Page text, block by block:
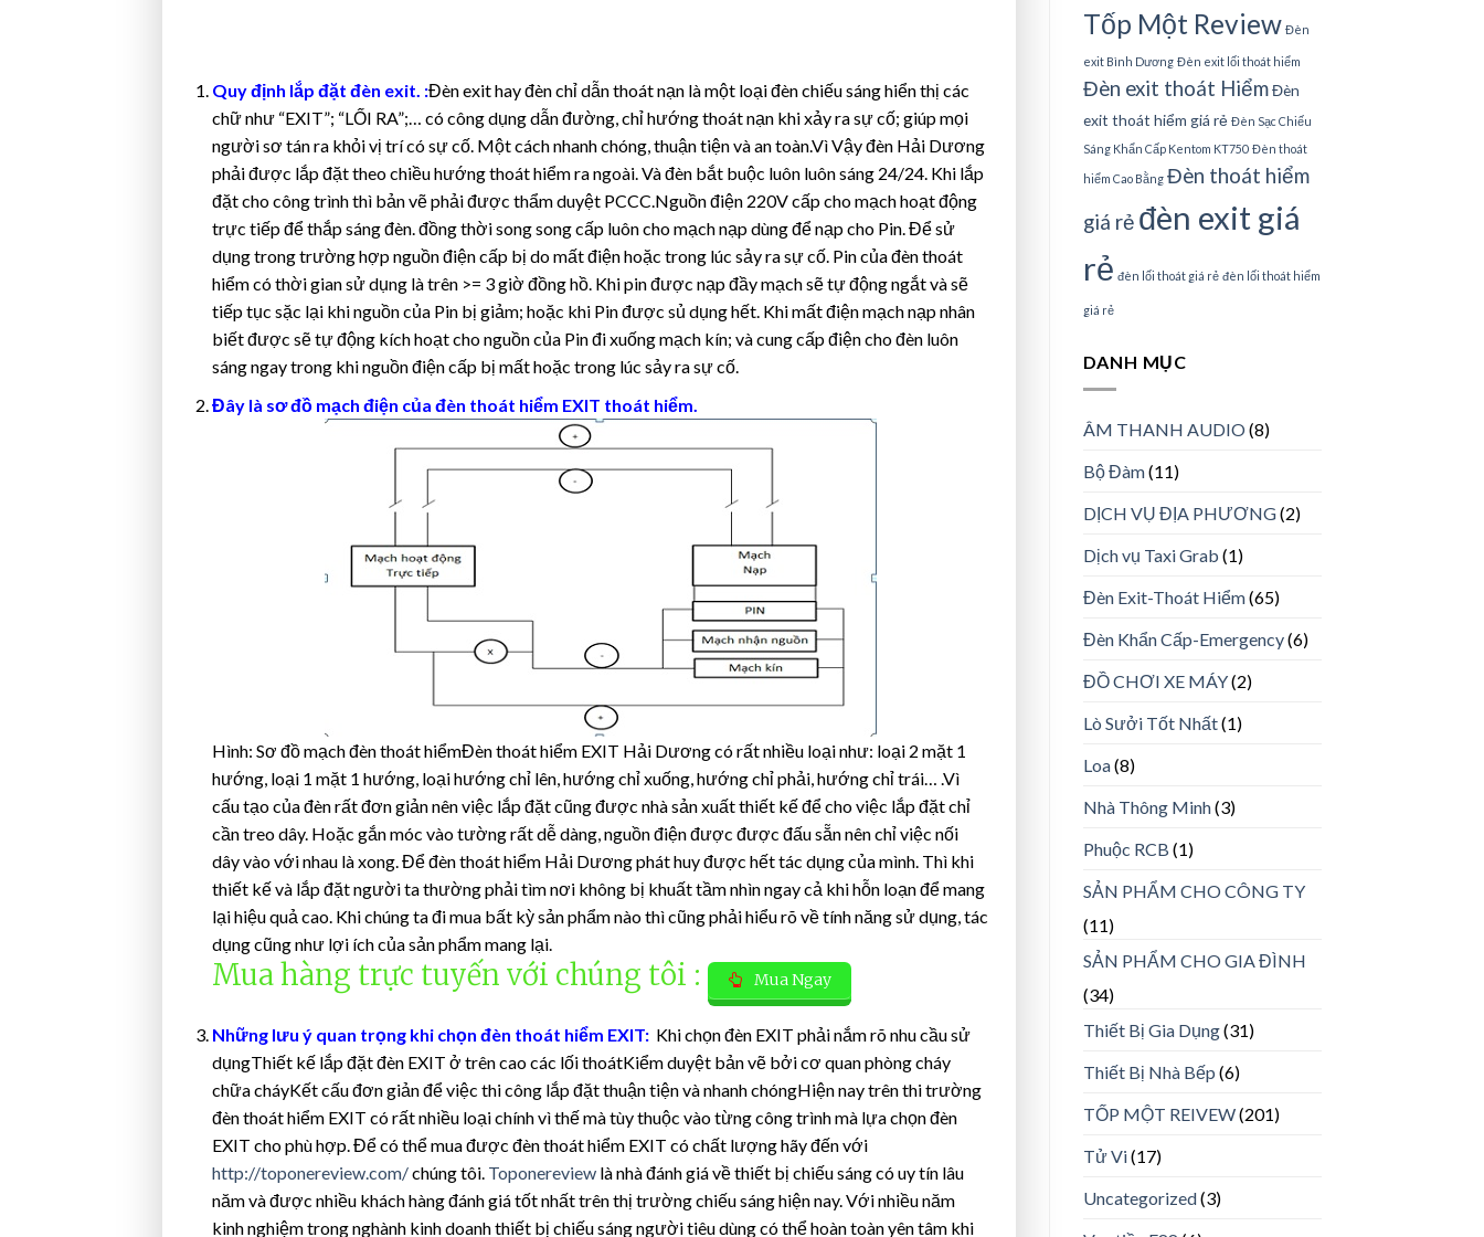
Quy định lắp đặt đèn exit. :Đèn exit hay đèn chỉ dẫn thoát nạn là một loại đèn chiếu sáng hiển thị các
chữ như “EXIT”; “LỐI RA”;… có công dụng dẫn đường, chỉ hướng thoát nạn khi xảy ra sự cố; giúp mọi
người sơ tán ra khỏi vị trí có sự cố. Một cách nhanh chóng, thuận tiện và an toàn.Vì Vậy đèn Hải Dương
phải được lắp đặt theo chiều hướng thoát hiểm ra ngoài. Và đèn bắt buộc luôn luôn sáng 24/24. Khi lắp
đặt cho công trình thì bản vẽ phải được thẩm duyệt PCCC.Nguồn điện 220V cấp cho mạch hoạt động
trực tiếp để thắp sáng đèn. đồng thời song song cấp luôn cho mạch nạp dùng để nạp cho Pin. Để sử
dụng trong trường hợp nguồn điện cấp bị do mất điện hoặc trong lúc sảy ra sự cố. Pin của đèn thoát
hiểm có thời gian sử dụng là trên >= 3 giờ đồng hồ. Khi pin được nạp đầy mạch sẽ tự động ngắt và sẽ
tiếp tục sặc lại khi nguồn của Pin bị giảm; hoặc khi Pin được sủ dụng hết. Khi mất điện mạch nạp nhân
biết được sẽ tự động kích hoạt cho nguồn của Pin đi xuống mạch kín; và cung cấp điện cho đèn luôn
sáng ngay trong khi nguồn điện cấp bị mất hoặc trong lúc sảy ra sự cố.
Đây là sơ đồ mạch điện của đèn thoát hiểm EXIT thoát hiểm.
Hình: Sơ đồ mạch đèn thoát hiểmĐèn thoát hiểm EXIT Hải Dương có rất nhiều loại như: loại 2 mặt 1
hướng, loại 1 mặt 1 hướng, loại hướng chỉ lên, hướng chỉ xuống, hướng chỉ phải, hướng chỉ trái… .Vì
cấu tạo của đèn rất đơn giản nên việc lắp đặt cũng được nhà sản xuất thiết kế để cho việc lắp đặt chỉ
cần treo dây. Hoặc gắn móc vào tường rất dễ dàng, nguồn điện được được đấu sẵn nên chỉ việc nối
dây vào với nhau là xong. Để đèn thoát hiểm Hải Dương phát huy được hết tác dụng của mình. Thì khi
thiết kế và lắp đặt người ta thường phải tìm nơi không bị khuất tầm nhìn ngay cả khi hỗn loạn để mang
lại hiệu quả cao. Khi chúng ta đi mua bất kỳ sản phẩm nào thì cũng phải hiểu rõ về tính năng sử dụng, tác
dụng cũng như lợi ích của sản phẩm mang lại.
Mua hàng trực tuyến với chúng tôi : Mua Ngay
Những lưu ý quan trọng khi chọn đèn thoát hiểm EXIT: Khi chọn đèn EXIT phải nắm rõ nhu cầu sử
dụngThiết kế lắp đặt đèn EXIT ở trên cao các lối thoátKiểm duyệt bản vẽ bởi cơ quan phòng cháy
chữa cháyKết cấu đơn giản để việc thi công lắp đặt thuận tiện và nhanh chóngHiện nay trên thi trường
đèn thoát hiểm EXIT có rất nhiều loại chính vì thế mà tùy thuộc vào từng công trình mà lựa chọn đèn
EXIT cho phù hợp. Để có thể mua được đèn thoát hiểm EXIT có chất lượng hãy đến với
http://toponereview.com/chúng tôi. Toponereviewlà nhà đánh giá về thiết bị chiếu sáng có uy tín lâu
năm và được nhiều khách hàng đánh giá tốt nhất trên thị trường chiếu sáng hiện nay. Với nhiều năm
kinh nghiệm trong nghành kinh doanh thiết bị chiếu sáng người tiêu dùng có thể hoàn toàn yên tâm khi
Tốp Một Review Đèn
exit Bình Dương Đèn exit lối thoát hiểm
Đèn exit thoát Hiểm Đèn
exit thoát hiểm giá rẻ Đèn Sạc Chiếu
Sáng Khẩn Cấp Kentom KT750 Đèn thoát
hiểm Cao Bằng Đèn thoát hiểm
giá rẻ đèn exit giá
rẻ đèn lối thoát giá rẻ đèn lối thoát hiểm
giá rẻ
DANH MỤC
ÂM THANH AUDIO(8)
Bộ Đàm(11)
DỊCH VỤ ĐỊA PHƯƠNG(2)
Dịch vụ Taxi Grab (1)
Đèn Exit-Thoát Hiểm(65)
Đèn Khẩn Cấp-Emergency(6)
ĐỒ CHƠI XE MÁY(2)
Lò Sưởi Tốt Nhất(1)
Loa(8)
Nhà Thông Minh(3)
Phuộc RCB (1)
SẢN PHẨM CHO CÔNG TY
(11)
SẢN PHẨM CHO GIA ĐÌNH
(34)
Thiết Bị Gia Dụng(31)
Thiết Bị Nhà Bếp (6)
TỐP MỘT REIVEW(201)
Tử Vi(17)
Uncategorized(3)